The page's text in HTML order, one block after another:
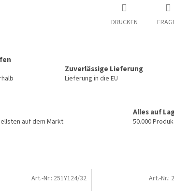
DRUCKEN
Zuverlässige Lieferung
Lieferung in die EU
auf dem Markt
Alles auf
50.000
Art.-Nr.: 251Y124/32 Art.-Nr.: